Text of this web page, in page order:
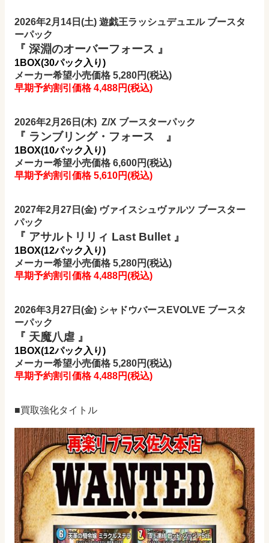
2026年2月14日(土) 遊戯王ラッシュデュエル ブースタ
ーパック
『 深淵のオーバーフォース 』
1BOX(30パック入り)
メーカー希望小売価格 5,280円(税込)
早期予約割引価格 4,488円(税込)
2026年2月26日(木) Z/X ブースターパック
『 ランブリング・フォース 』
1BOX(10パック入り)
メーカー希望小売価格 6,600円(税込)
早期予約割引価格 5,610円(税込)
2027年2月27日(金) ヴァイスシュヴァルツ ブースター
パック
『 アサルトリリィ Last Bullet 』
1BOX(12パック入り)
メーカー希望小売価格 5,280円(税込)
早期予約割引価格 4,488円(税込)
2026年3月27日(金) シャドウバースEVOLVE ブースタ
ーパック
『 天魔八虐 』
1BOX(12パック入り)
メーカー希望小売価格 5,280円(税込)
早期予約割引価格 4,488円(税込)
■買取強化タイトル